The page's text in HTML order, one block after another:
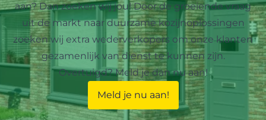
aan? Dan zoeken wij jou! Door de groeiende vraag
uit de markt naar duurzame kozijnoplossingen
zoeken wij extra wederverkopers om onze klanten
gezamenlijk van dienst te kunnen zijn.
Overtuigd? Meld je dan nu aan!
Meld je nu aan!